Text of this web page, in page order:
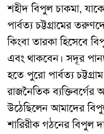
শহীদ বিপুল চাকমা,
পার্বত্য চট্টগ্রামের
কিংবা তারকা হিসেবে
এবং থাকবেন। সদূর
হতে পুরো পার্বত্য
রাজনৈতিক
উঠেছিলেন আমাদের
শারিরীক গঠনের বিপুল